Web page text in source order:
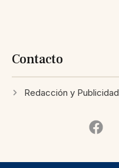
Contacto
Redacción y Publicidad